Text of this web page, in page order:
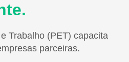
Trabalho (PET) capacita
parceiras.